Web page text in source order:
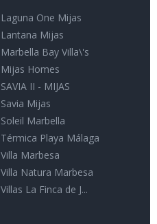
Laguna One Mijas
Lantana Mijas
Marbella Bay Villa\'s
Mijas Homes
SAVIA II - MIJAS
Savia Mijas
Soleil Marbella
Térmica Playa Málaga
Villa Marbesa
Villa Natura Marbesa
Villas La Finca de J...